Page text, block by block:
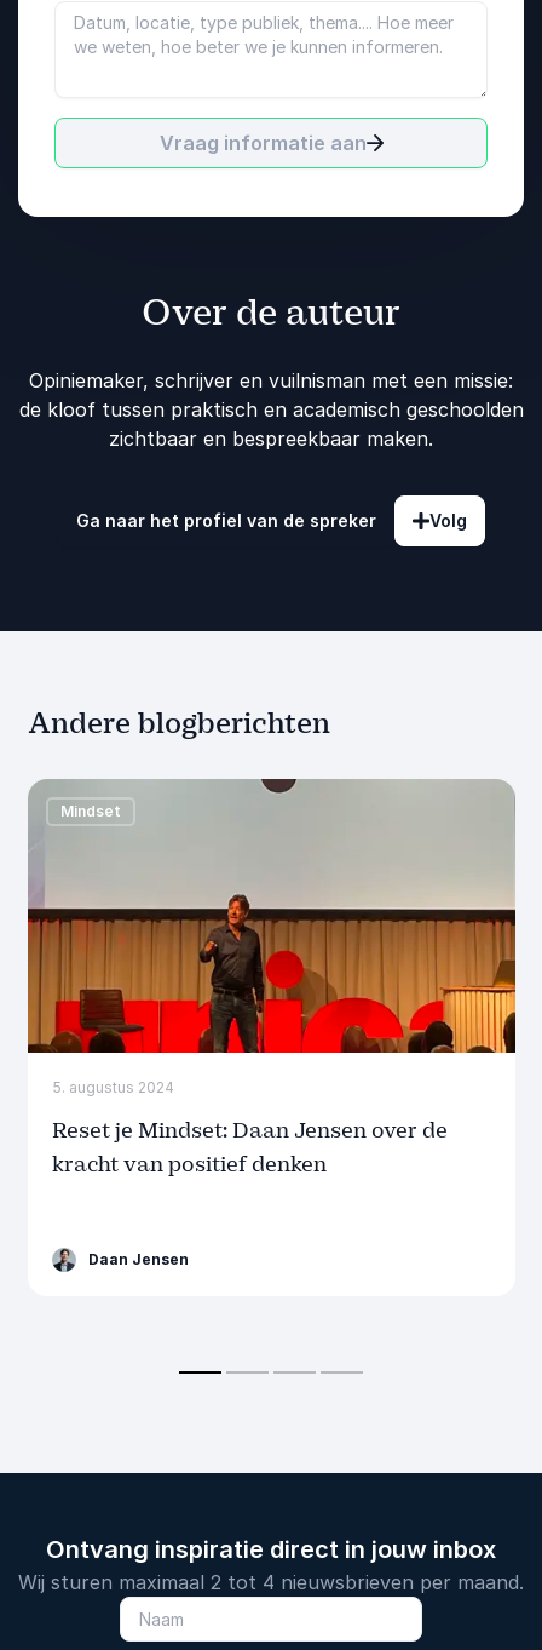
Vraag informatie aan
Over de auteur
Opiniemaker, schrijver en vuilnisman met een missie:
de kloof tussen praktisch en academisch geschoolden
zichtbaar en bespreekbaar maken.
Ga naar het profiel van de spreker Volg
Andere blogberichten
5. augustus 2024
Reset je Mindset: Daan Jensen over de
kracht van positief denken
Mindset
Daan Jensen
Ontvang inspiratie direct in jouw inbox
Wij sturen maximaal 2 tot 4 nieuwsbrieven per maand.